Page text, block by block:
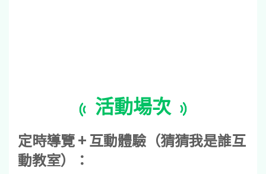
活動場次
定時導覽 + 互動體驗（猜猜我是誰互
動教室）：